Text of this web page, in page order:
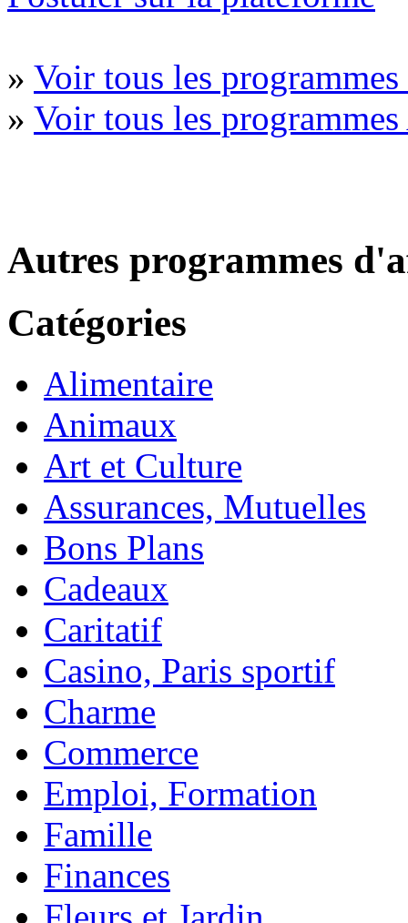
» Voir tous les
» Voir tous les
Autres programmes
Catégories
Alimentaire
Animaux
Art et Culture
Assurances, Mutuelles
Bons Plans
Cadeaux
Caritatif
Casino, Paris sportif
Charme
Commerce
Emploi, Formation
Famille
Finances